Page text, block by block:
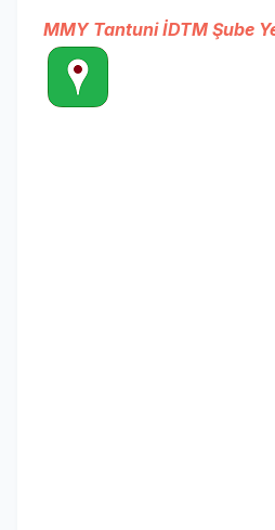
MMY Tantuni İDTM Şube